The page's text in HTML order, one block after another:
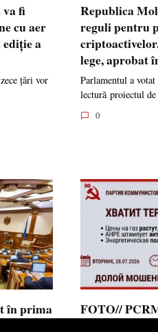
va fi
cu aer
ediție a
țări vor
Republica
reguli pentru
lege, aprobat
Parlamentul a
lectură proiectul
0
în prima
FOTO//